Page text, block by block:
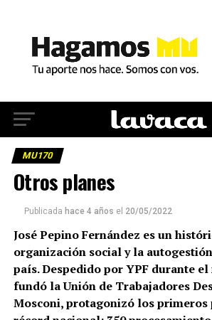
MU170
Otros planes
Publicada hace 4 años el 20/05/2022
José Pepino Fernández es un
organización social y la
país. Despedido por YPF durante
fundó la Unión de Trabajadores
Mosconi, protagonizó los primeros